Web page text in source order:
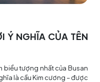
Ý NGHĨA CỦA TÊN
biểu tượng nhất của Busan
là cầu Kim cương – được